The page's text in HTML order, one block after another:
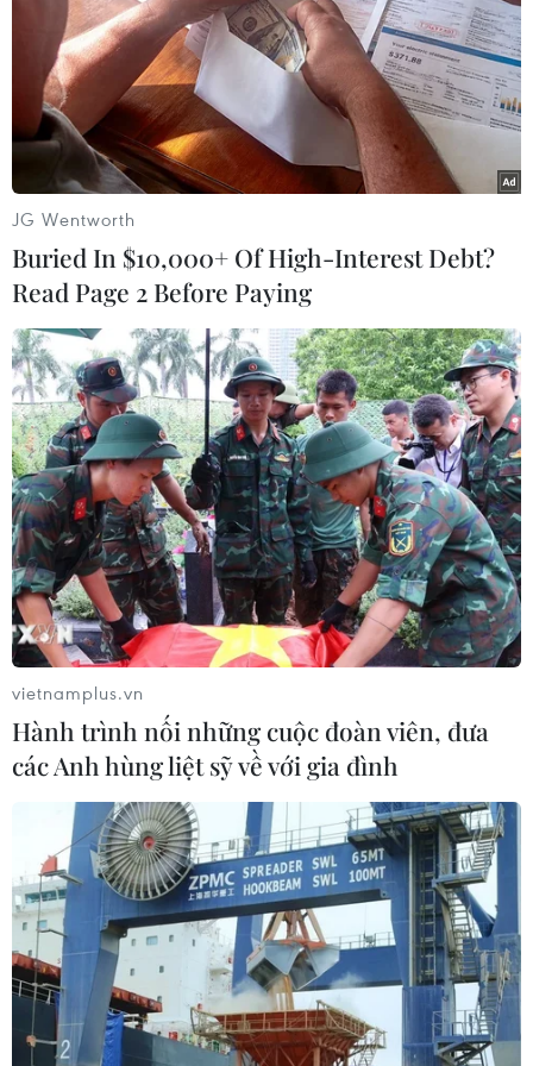
Bang Victoria kỳ vọng vào lợi ích từ việc
mở đường bay của VietJet
27/01/2023 01:05
Theo Bộ trưởng Thương mại và Đầu tư bang Victoria
(Australia), sự xuất hiện của VietJet được kỳ vọng sẽ
mang lại lợi ích cho mối quan hệ thương mại bền chặt
giữa bang Victoria và Việt Nam.
Vietjet nhận thêm máy bay mới Airbus
A330 với sức chứa 377 chỗ ngồi
21/02/2023 01:39
JG Wentworth
Buried In $10,000+ Of High-Interest Debt?
Read Page 2 Before Paying
vietnamplus.vn
Hành trình nối những cuộc đoàn viên, đưa
các Anh hùng liệt sỹ về với gia đình